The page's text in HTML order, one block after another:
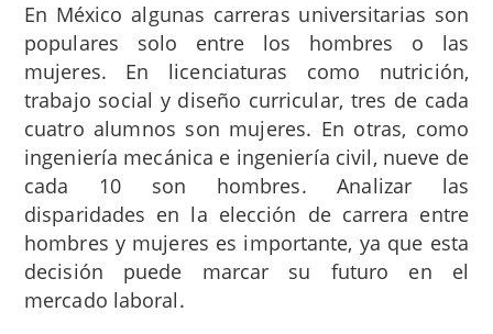
En México algunas carreras universitarias son
populares solo entre los hombres o las
mujeres. En licenciaturas como nutrición,
trabajo social y diseño curricular, tres de cada
cuatro alumnos son mujeres. En otras, como
ingeniería mecánica e ingeniería civil, nueve de
cada 10 son hombres. Analizar las
disparidades en la elección de carrera entre
hombres y mujeres es importante, ya que esta
decisión puede marcar su futuro en el
mercado laboral.